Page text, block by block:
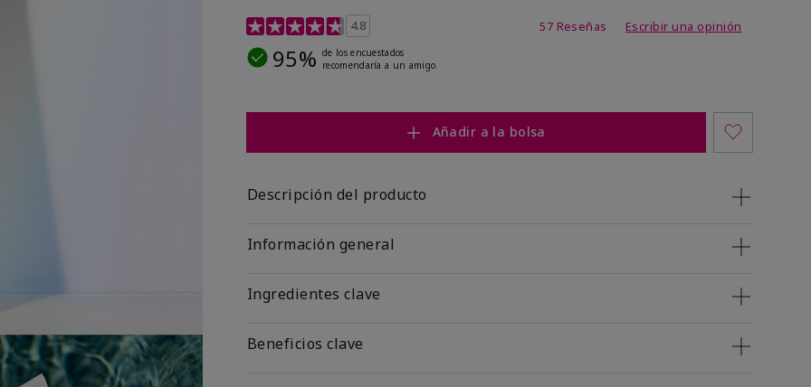
Calificación de clientes de 4,2 de 5
4.8 57 Reseñas Escribir una opinión
95% de los encuestados
recomendaría a un amigo.
Añadir a la bolsa
Descripción del producto
Información general
Ingredientes clave
Beneficios clave